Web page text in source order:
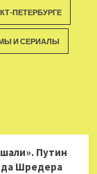
ПЕТЕРБУРГЕ
И СЕРИАЛЫ
Путин
Шредера